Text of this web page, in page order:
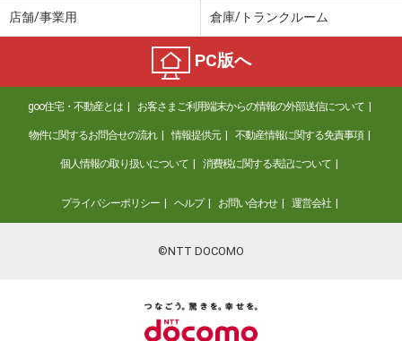
店舗/事業用 倉庫/トランクルーム
PC版へ
goo住宅・不動産とは お客さまご利用端末からの情報の外部送信について
物件に関するお問合せの流れ 情報提供元 不動産情報に関する免責事項
個人情報の取り扱いについて 消費税に関する表記について
プライバシーポリシー ヘルプ お問い合わせ 運営会社
©NTT DOCOMO